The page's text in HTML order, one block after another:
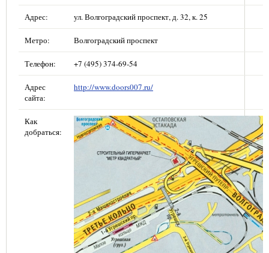
Адрес: ул. Волгоградский проспект, д. 32, к. 25
Метро: Волгоградский проспект
Телефон: +7 (495) 374-69-54
Адрес
сайта:
http://www.doors007.ru/
Как
добраться: